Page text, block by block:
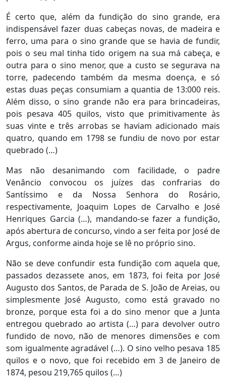
É certo que, além da fundição do sino grande, era
indispensável fazer duas cabeças novas, de madeira e
ferro, uma para o sino grande que se havia de fundir,
pois o seu mal tinha tido origem na sua má cabeça, e
outra para o sino menor, que a custo se segurava na
torre, padecendo também da mesma doença, e só
estas duas peças consumiam a quantia de 13:000 reis.
Além disso, o sino grande não era para brincadeiras,
pois pesava 405 quilos, visto que primitivamente às
suas vinte e três arrobas se haviam adicionado mais
quatro, quando em 1798 se fundiu de novo por estar
quebrado (…)
Mas não desanimando com facilidade, o padre
Venâncio convocou os juízes das confrarias do
Santíssimo e da Nossa Senhora do Rosário,
respectivamente, Joaquim Lopes de Carvalho e José
Henriques Garcia (…), mandando-se fazer a fundição,
após abertura de concurso, vindo a ser feita por José de
Argus, conforme ainda hoje se lê no próprio sino.
Não se deve confundir esta fundição com aquela que,
passados dezassete anos, em 1873, foi feita por José
Augusto dos Santos, de Parada de S. João de Areias, ou
simplesmente José Augusto, como está gravado no
bronze, porque esta foi a do sino menor que a Junta
entregou quebrado ao artista (…) para devolver outro
fundido de novo, não de menores dimensões e com
som igualmente agradável (…). O sino velho pesava 185
quilos e o novo, que foi recebido em 3 de Janeiro de
1874, pesou 219,765 quilos (…)